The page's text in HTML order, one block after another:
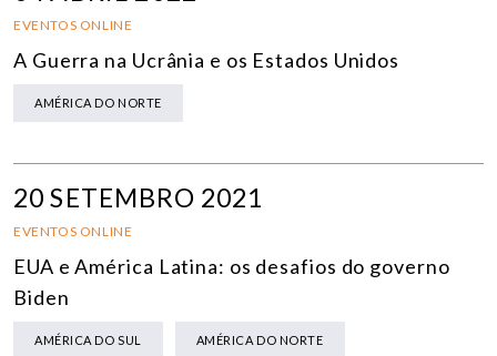
EVENTOS ONLINE
A Guerra na Ucrânia e os Estados Unidos
AMÉRICA DO NORTE
20 SETEMBRO 2021
EVENTOS ONLINE
EUA e América Latina: os desafios do governo
Biden
AMÉRICA DO SUL AMÉRICA DO NORTE